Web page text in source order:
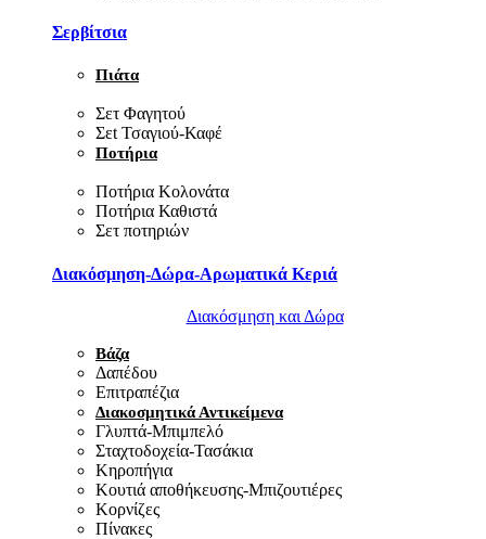
Σερβίτσια
Πιάτα
Σετ Φαγητού
Σεt Τσαγιού-Καφέ
Ποτήρια
Ποτήρια Κολονάτα
Ποτήρια Καθιστά
Σετ ποτηριών
Διακόσμηση-Δώρα-Αρωματικά Κεριά
Διακόσμηση και Δώρα
Βάζα
Δαπέδου
Επιτραπέζια
Διακοσμητικά Αντικείμενα
Γλυπτά-Μπιμπελό
Σταχτοδοχεία-Τασάκια
Κηροπήγια
Κουτιά αποθήκευσης-Μπιζουτιέρες
Κορνίζες
Πίνακες